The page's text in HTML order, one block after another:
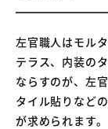
左官職人はモル
テラス、内装の
ならすのが、左
タイル貼りなど
が求められます。